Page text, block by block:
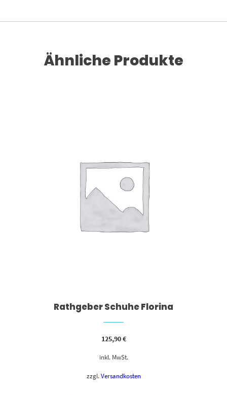
Ähnliche Produkte
Rathgeber Schuhe Florina
125,90€
inkl. MwSt.
zzgl. Versandkosten